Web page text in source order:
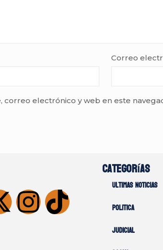
Correo
correo electrónico y web en este
Categorías
Ultimas noticias
Politica
Judicial